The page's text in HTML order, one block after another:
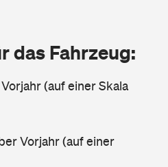
das Fahrzeug:
(auf einer Skala
Vorjahr (auf einer